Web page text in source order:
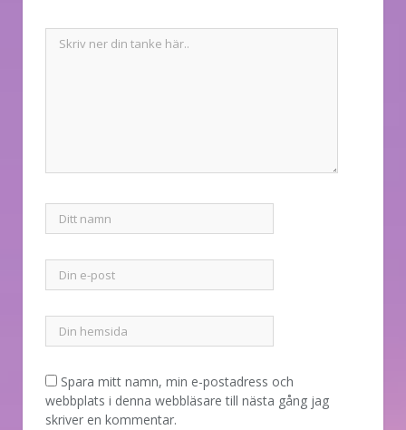
Spara mitt namn, min e-postadress och
webbplats i denna webbläsare till nästa gång jag
skriver en kommentar.